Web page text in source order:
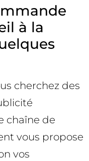
à la
cherchez des
chaîne de
vous propose
vos